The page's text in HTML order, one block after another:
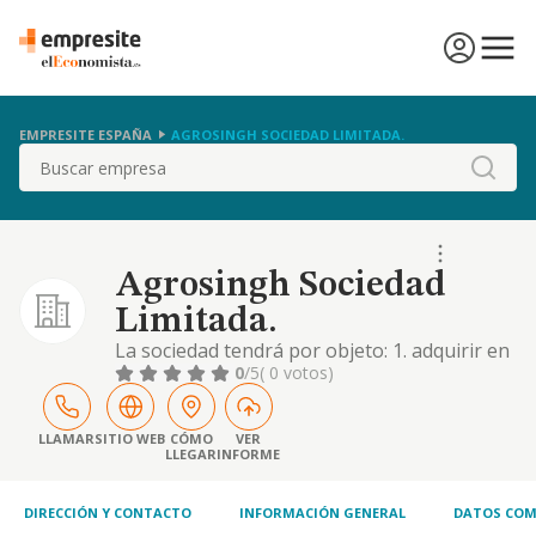
EMPRESITE ESPAÑA AGROSINGH SOCIEDAD LIMITADA.
Buscar
Agrosingh Sociedad
Limitada.
La sociedad tendrá por objeto: 1. adquirir en
propiedad, o en cualquier modalidad de uso,
bienes muebles o inmuebles, aptos para la
producción y fomento agrario. 2. cultivar,
producir, conservar, transformar, distribuir,
transportar y vender en mercados interiores
0/5( 0 votos)
LLAMARSITIO WEB CÓMO
LLEGAR
VER
INFORME
DIRECCIÓN Y CONTACTO INFORMACIÓN GENERAL DATOS